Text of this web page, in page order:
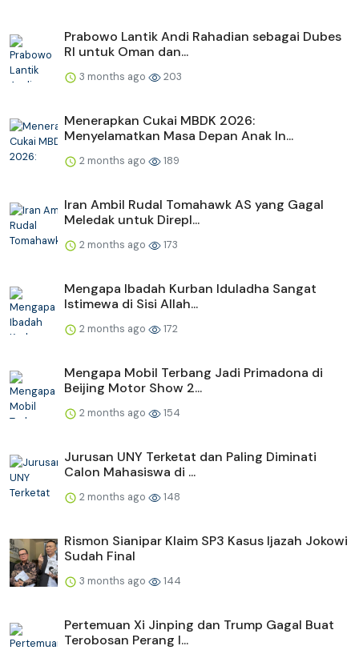
Prabowo Lantik Andi Rahadian sebagai Dubes
RI untuk Oman dan...
3 months ago 203
Menerapkan Cukai MBDK 2026:
Menyelamatkan Masa Depan Anak In...
2 months ago 189
Iran Ambil Rudal Tomahawk AS yang Gagal
Meledak untuk Direpl...
2 months ago 173
Mengapa Ibadah Kurban Iduladha Sangat
Istimewa di Sisi Allah...
2 months ago 172
Mengapa Mobil Terbang Jadi Primadona di
Beijing Motor Show 2...
2 months ago 154
Jurusan UNY Terketat dan Paling Diminati
Calon Mahasiswa di ...
2 months ago 148
Rismon Sianipar Klaim SP3 Kasus Ijazah Jokowi
Sudah Final
3 months ago 144
Pertemuan Xi Jinping dan Trump Gagal Buat
Terobosan Perang I...